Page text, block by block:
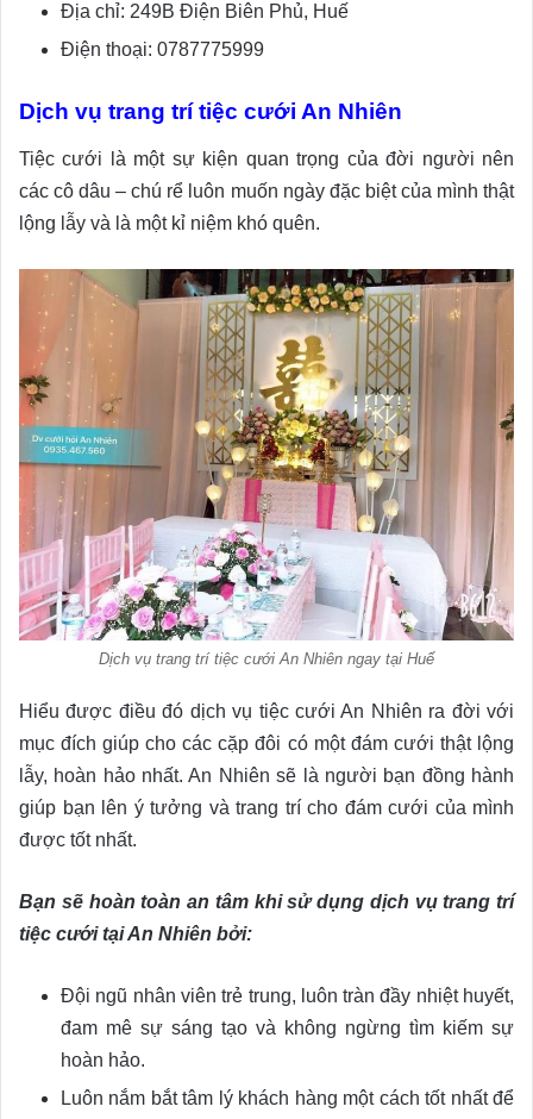
Địa chỉ: 249B Điện Biên Phủ, Huế
Điện thoại: 0787775999
Dịch vụ trang trí tiệc cưới An Nhiên
Tiệc cưới là một sự kiện quan trọng của đời người nên
các cô dâu – chú rể luôn muốn ngày đặc biệt của mình thật
lộng lẫy và là một kỉ niệm khó quên.
Dịch vụ trang trí tiệc cưới An Nhiên ngay tại Huế
Hiểu được điều đó dịch vụ tiệc cưới An Nhiên ra đời với
mục đích giúp cho các cặp đôi có một đám cưới thật lộng
lẫy, hoàn hảo nhất. An Nhiên sẽ là người bạn đồng hành
giúp bạn lên ý tưởng và trang trí cho đám cưới của mình
được tốt nhất.
Bạn sẽ hoàn toàn an tâm khi sử dụng dịch vụ trang trí
tiệc cưới tại An Nhiên bởi:
Đội ngũ nhân viên trẻ trung, luôn tràn đầy nhiệt huyết,
đam mê sự sáng tạo và không ngừng tìm kiếm sự
hoàn hảo.
Luôn nắm bắt tâm lý khách hàng một cách tốt nhất để